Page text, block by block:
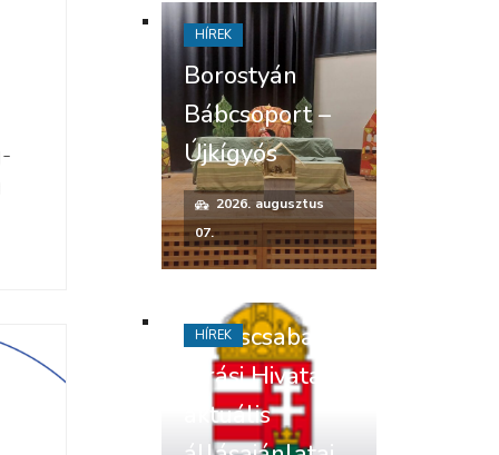
Borostyán
Bábcsoport –
Újkígyós
2026. augusztus
07.
HÍREK
Békéscsabai
Járási Hivatal
aktuális
HÍREK